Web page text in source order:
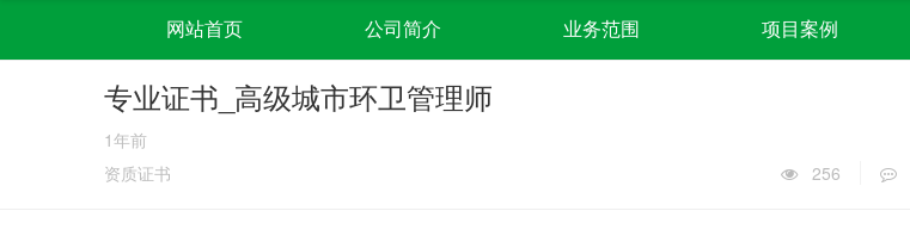
网站首页 公司简介 业务范围 项目案例
专业证书_高级城市环卫管理师
1年前
资质证书
256